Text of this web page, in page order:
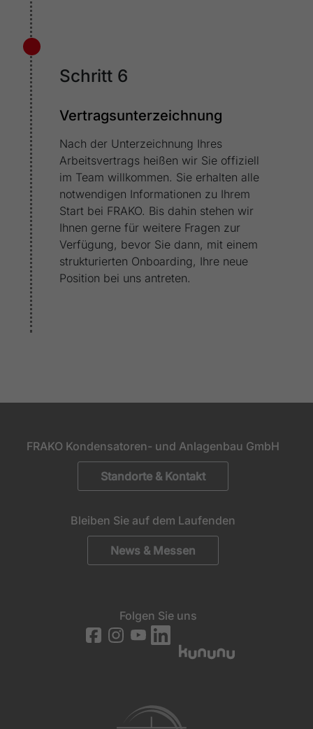
Schritt 6
Vertragsunterzeichnung
Nach der Unterzeichnung Ihres
Arbeitsvertrags heißen wir Sie offiziell
im Team willkommen. Sie erhalten alle
notwendigen Informationen zu Ihrem
Start bei FRAKO. Bis dahin stehen wir
Ihnen gerne für weitere Fragen zur
Verfügung, bevor Sie dann, mit einem
strukturierten Onboarding, Ihre neue
Position bei uns antreten.
FRAKO Kondensatoren- und Anlagenbau GmbH
Standorte & Kontakt
Bleiben Sie auf dem Laufenden
News & Messen
Folgen Sie uns